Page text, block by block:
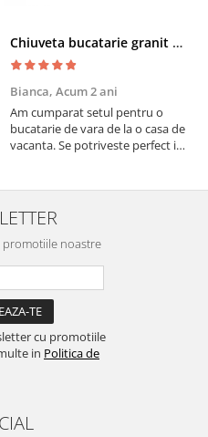
Chiuveta bucatarie granit cu finisaj negru perlat/cupru Steingran Art Copper cu dozator si baterie Quadron
Bianca, Acum 2 ani
Am cumparat setul pentru o
bucatarie de vara de la o casa de
vacanta. Se potriveste perfect in
buna, recomand cu drag !
promotiile noastre
cu promotiile
in Politica de